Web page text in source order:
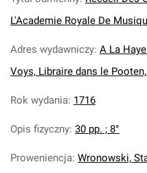
L'Academie Royale De
Adres wydawniczy: A La
Voys, Libraire dans le
Rok wydania: 1716
Opis fizyczny: 30 pp. ; 8°
Proweniencja: Wronowski,